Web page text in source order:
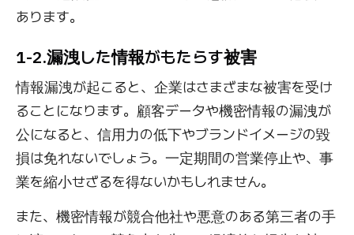
あります。
1-2.漏洩した情報がもたらす被害
情報漏洩が起こると、企業はさまざまな被害を受け
ることになります。顧客データや機密情報の漏洩が
公になると、信用力の低下やブランドイメージの毀
損は免れないでしょう。一定期間の営業停止や、事
業を縮小せざるを得ないかもしれません。
また、機密情報が競合他社や悪意のある第三者の手